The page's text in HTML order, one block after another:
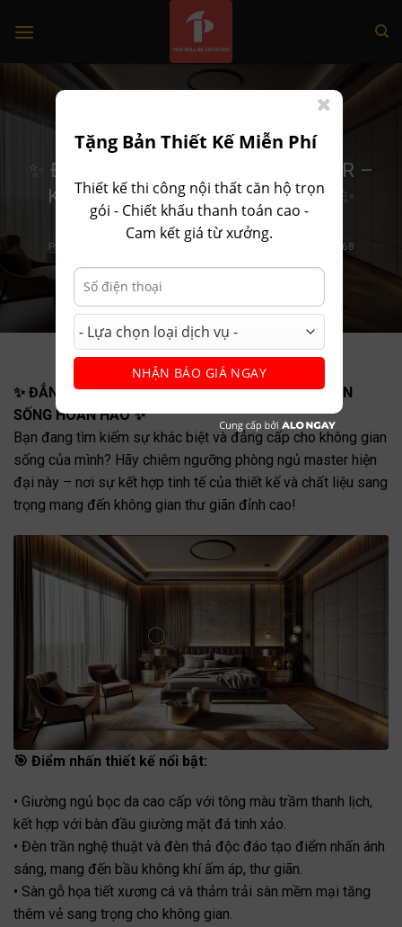
PHONG CÁCH THIẾT KẾ
✨ ĐẲNG CẤP PHÒNG NGỦ MASTER –
KHÔNG GIAN SỐNG HOÀN HẢO ✨
POSTED ON ADMIN-NOITHAT68686868
✨ ĐẲNG CẤP PHÒNG NGỦ MASTER – KHÔNG GIAN
SỐNG HOÀN HẢO ✨
Bạn đang tìm kiếm sự khác biệt và đẳng cấp cho không gian
sống của mình? Hãy chiêm ngưỡng phòng ngủ master hiện
đại này – nơi sự kết hợp tinh tế của thiết kế và chất liệu sang
trọng mang đến không gian thư giãn đỉnh cao!
🎯 Điểm nhấn thiết kế nổi bật:
• Giường ngủ bọc da cao cấp với tông màu trầm thanh lịch,
kết hợp với bàn đầu giường mặt đá tinh xảo.
• Đèn trần nghệ thuật và đèn thả độc đáo tạo điểm nhấn ánh
sáng, mang đến bầu không khí ấm áp, thư giãn.
• Sàn gỗ họa tiết xương cá và thảm trải sàn mềm mại tăng
thêm vẻ sang trọng cho không gian.
Tặng Bản Thiết Kế Miễn Phí
Thiết kế thi công nội thất căn hộ trọn
gói - Chiết khấu thanh toán cao -
Cam kết giá từ xưởng.
NHẬN BÁO GIÁ NGAY